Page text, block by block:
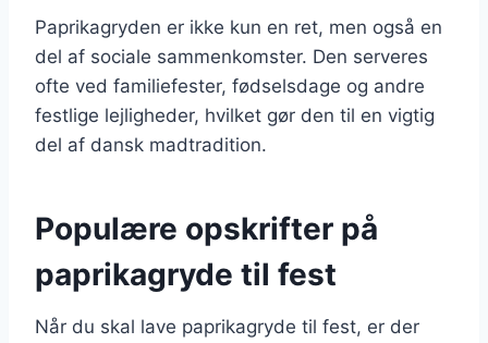
Paprikagryden er ikke kun en ret, men også en
del af sociale sammenkomster. Den serveres
ofte ved familiefester, fødselsdage og andre
festlige lejligheder, hvilket gør den til en vigtig
del af dansk madtradition.
Populære opskrifter på
paprikagryde til fest
Når du skal lave paprikagryde til fest, er der